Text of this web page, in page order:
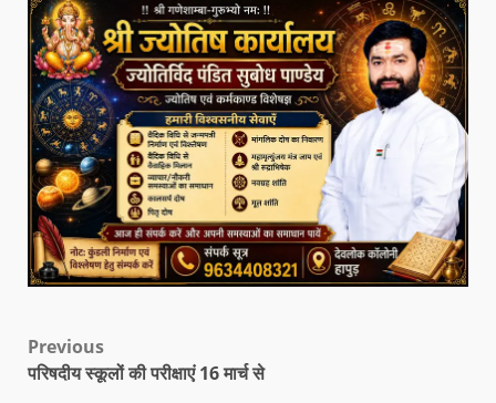
Previous
परिषदीय स्कूलों की परीक्षाएं 16 मार्च से